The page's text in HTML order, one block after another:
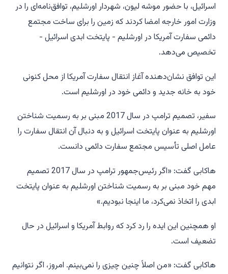
اسرائیل، با حضور موشه لیون، شهردار اورشلیم، توافق‌نامه‌ای را در
وزارت امور خارجه امضا کردند که زمین را برای ساخت مجتمع
دائمی سفارت آمریکا در اورشلیم - پایتخت ابدی اسرائیل -
تخصیص می‌دهد.
این توافق نشان‌دهنده آغاز انتقال سفارت آمریکا از محل کنونی
خود به خانه جدید و دائمی خود در اورشلیم است.
سفیر، تصمیم ترامپ در سال 2017 مبنی بر به رسمیت شناختن
اورشلیم به عنوان پایتخت اسرائیل و به دنبال آن انتقال سفارت را
عامل اصلی تأسیس مجتمع سفارت دائمی دانست.
هاکابی گفت: «اگر رئیس‌جمهور ترامپ در سال 2017 تصمیم
مهم خود مبنی بر به رسمیت شناختن اورشلیم به عنوان پایتخت
ابدی را اتخاذ نمی‌کرد، ما اینجا نبودیم.»
او همچنین این ایده را رد کرد که روابط آمریکا و اسرائیل در حال
تضعیف است.
هاکابی گفت: «من اصلاً چنین چیزی را نمی‌بینم. امروز، اگر نتوانیم